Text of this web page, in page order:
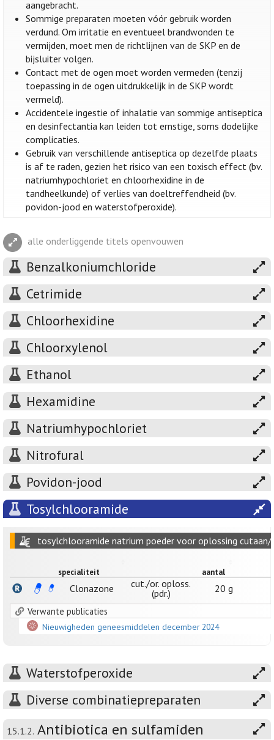
aangebracht.
Sommige preparaten moeten vóór gebruik worden
verdund. Om irritatie en eventueel brandwonden te
vermijden, moet men de richtlijnen van de SKP en de
bijsluiter volgen.
Contact met de ogen moet worden vermeden (tenzij
toepassing in de ogen uitdrukkelijk in de SKP wordt
vermeld).
Accidentele ingestie of inhalatie van sommige antiseptica
en desinfectantia kan leiden tot ernstige, soms dodelijke
complicaties.
Gebruik van verschillende antiseptica op dezelfde plaats
is af te raden, gezien het risico van een toxisch effect (bv.
natriumhypochloriet en chloorhexidine in de
tandheelkunde) of verlies van doeltreffendheid (bv.
povidon-jood en waterstofperoxide).
alle onderliggende titels openvouwen
Benzalkoniumchloride
Cetrimide
Chloorhexidine
Chloorxylenol
Ethanol
Hexamidine
Natriumhypochloriet
Nitrofural
Povidon-jood
Tosylchlooramide
tosylchlooramide natrium poeder voor oplossing
specialiteit aantal
Clonazone
cut./or. oploss.
(pdr.)
20 g
Verwante publicaties
Nieuwigheden geneesmiddelen december 2024
Waterstofperoxide
Diverse combinatiepreparaten
15.1.2. Antibiotica en sulfamiden